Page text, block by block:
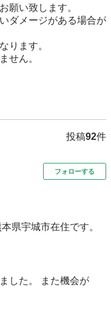
願い致します。
ダメージがある場合が
ります。
せん。
投稿92件
フォローする
県宇城市在住です。
した。 また機会が